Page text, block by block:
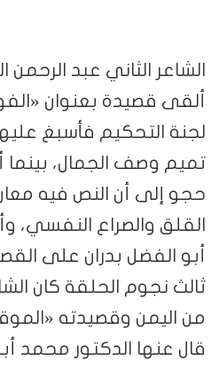
الشاعر الثاني عبد الرحمن
ألقى قصيدة بعنوان
لجنة التحكيم فأسبغ
تميم وصف الجمال، بينما
حجو إلى أن النص فيه
القلق والصراع النفسي،
أبو الفضل بدران على
ثالث نجوم الحلقة كان
من اليمن وقصيدته
قال عنها الدكتور محمد